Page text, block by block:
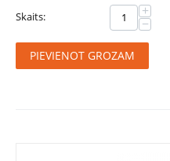
Skaits: +
−
PIEVIENOT GROZAM